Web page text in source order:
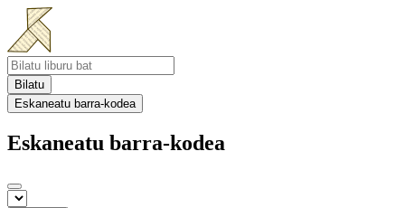
Bilatu
Eskaneatu barra-kodea
Eskaneatu barra-kodea